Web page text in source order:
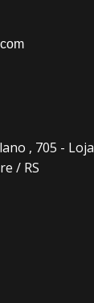
, 705 - Loja
/ RS